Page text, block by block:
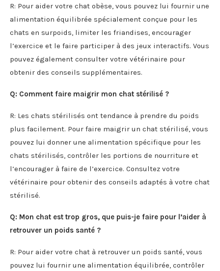
R: Pour aider votre chat obèse, vous pouvez lui fournir une
alimentation équilibrée spécialement conçue pour les
chats en surpoids, limiter les friandises, encourager
l’exercice et le faire participer à des jeux interactifs. Vous
pouvez également consulter votre vétérinaire pour
obtenir des conseils supplémentaires.
Q: Comment faire maigrir mon chat stérilisé ?
R: Les chats stérilisés ont tendance à prendre du poids
plus facilement. Pour faire maigrir un chat stérilisé, vous
pouvez lui donner une alimentation spécifique pour les
chats stérilisés, contrôler les portions de nourriture et
l’encourager à faire de l’exercice. Consultez votre
vétérinaire pour obtenir des conseils adaptés à votre chat
stérilisé.
Q: Mon chat est trop gros, que puis-je faire pour l’aider à
retrouver un poids santé ?
R: Pour aider votre chat à retrouver un poids santé, vous
pouvez lui fournir une alimentation équilibrée, contrôler